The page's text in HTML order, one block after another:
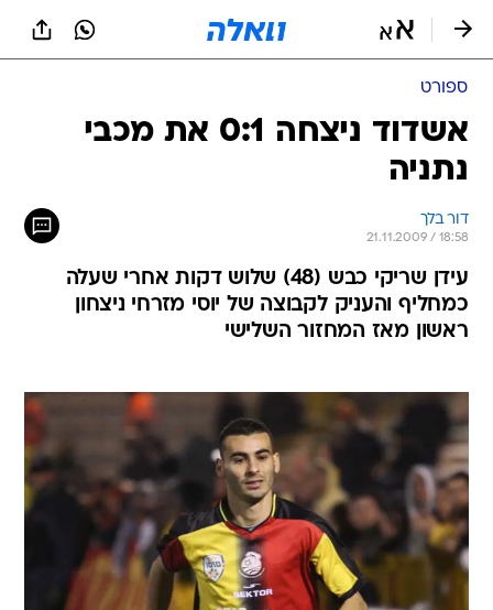
ספורט
אשדוד ניצחה 0:1 את מכבי
נתניה
דור בלך
21.11.2009 / 18:58
עידן שריקי כבש (48) שלוש דקות אחרי שעלה
כמחליף והעניק לקבוצה של יוסי מזרחי ניצחון
ראשון מאז המחזור השלישי